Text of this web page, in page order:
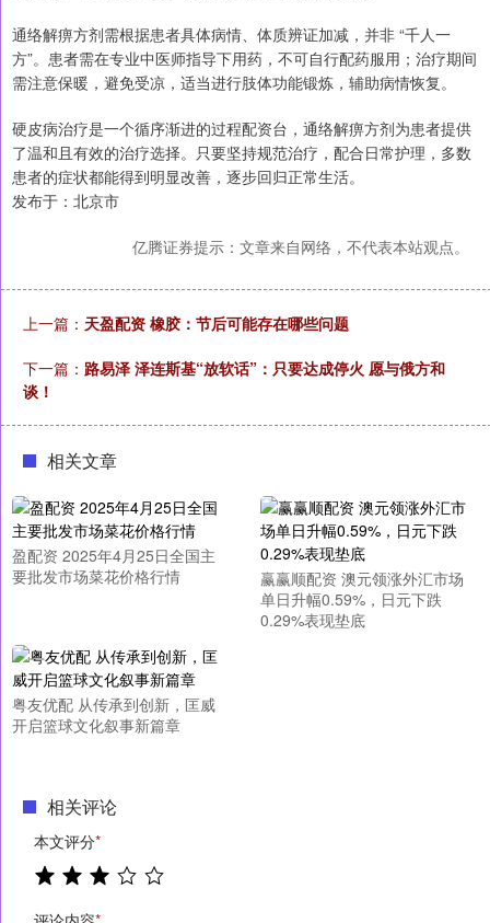
通络解痹方剂需根据患者具体病情、体质辨证加减，并非 “千人一
方”。患者需在专业中医师指导下用药，不可自行配药服用；治疗期间
需注意保暖，避免受凉，适当进行肢体功能锻炼，辅助病情恢复。
硬皮病治疗是一个循序渐进的过程配资台，通络解痹方剂为患者提供
了温和且有效的治疗选择。只要坚持规范治疗，配合日常护理，多数
患者的症状都能得到明显改善，逐步回归正常生活。
发布于：北京市
亿腾证券提示：文章来自网络，不代表本站观点。
上一篇： 天盈配资 橡胶：节后可能存在哪些问题
下一篇： 路易泽 泽连斯基“放软话”：只要达成停火 愿与俄方和
谈！
相关文章
盈配资 2025年4月25日全国主
要批发市场菜花价格行情
赢赢顺配资 澳元领涨外汇市场
单日升幅0.59%，日元下跌
0.29%表现垫底
粤友优配 从传承到创新，匡威
开启篮球文化叙事新篇章
相关评论
本文评分*